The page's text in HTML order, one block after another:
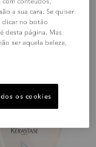
a sua cara. Se quiser
clicar no botão
desta página. Mas
ser aquela beleza,
os cookies